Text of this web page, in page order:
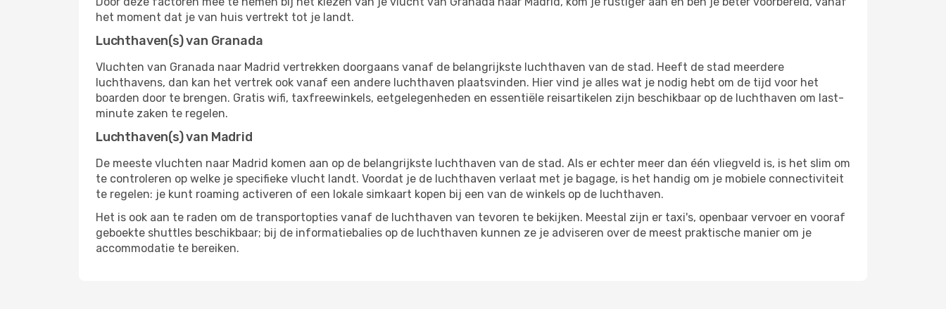
het moment dat je van huis vertrekt tot je landt.
Luchthaven(s) van Granada
Vluchten van Granada naar Madrid vertrekken doorgaans vanaf de belangrijkste luchthaven van de stad. Heeft de stad meerdere
luchthavens, dan kan het vertrek ook vanaf een andere luchthaven plaatsvinden. Hier vind je alles wat je nodig hebt om de tijd voor het
boarden door te brengen. Gratis wifi, taxfreewinkels, eetgelegenheden en essentiële reisartikelen zijn beschikbaar op de luchthaven om last-
minute zaken te regelen.
Luchthaven(s) van Madrid
De meeste vluchten naar Madrid komen aan op de belangrijkste luchthaven van de stad. Als er echter meer dan één vliegveld is, is het slim om
te controleren op welke je specifieke vlucht landt. Voordat je de luchthaven verlaat met je bagage, is het handig om je mobiele connectiviteit
te regelen: je kunt roaming activeren of een lokale simkaart kopen bij een van de winkels op de luchthaven.
Het is ook aan te raden om de transportopties vanaf de luchthaven van tevoren te bekijken. Meestal zijn er taxi's, openbaar vervoer en vooraf
geboekte shuttles beschikbaar; bij de informatiebalies op de luchthaven kunnen ze je adviseren over de meest praktische manier om je
accommodatie te bereiken.